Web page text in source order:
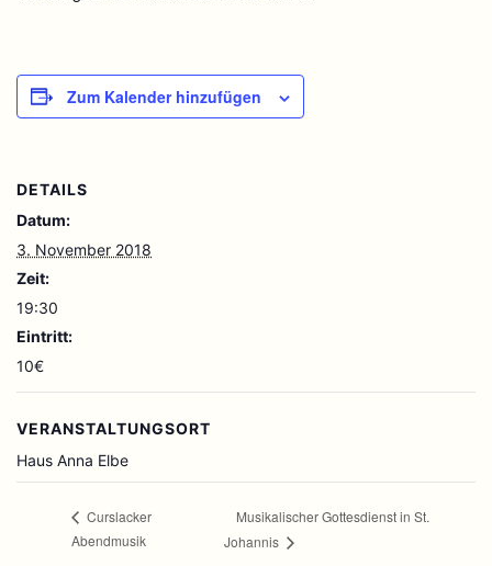
Zum Kalender hinzufügen
DETAILS
Datum:
3. November 2018
Zeit:
19:30
Eintritt:
10€
VERANSTALTUNGSORT
Haus Anna Elbe
Curslacker
Abendmusik
Musikalischer Gottesdienst in St.
Johannis